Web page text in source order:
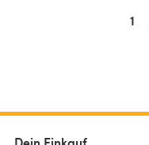
1